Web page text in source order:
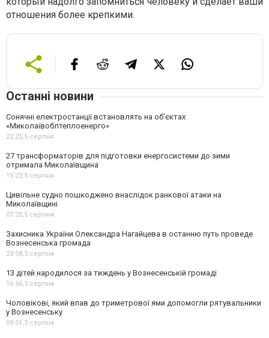
отношения более крепкими.
Останні новини
Сонячні електростанції встановлять на об'єктах
«Миколаївоблтеплоенерго»
22:25,5 серпня
27 трансформаторів для підготовки енергосистеми до зими
отримала Миколаївщина
15:23,5 серпня
Цивільне судно пошкоджено внаслідок ранкової атаки на
Миколаївщині
07:20,5 серпня
Захисника України Олександра Нагайцева в останню путь проведе
Вознесенська громада
23:58,3 серпня
13 дітей народилося за тиждень у Вознесенській громаді
16:56,3 серпня
Чоловікові, який впав до триметрової ями допомогли рятувальники
у Вознесенську
09:51,3 серпня